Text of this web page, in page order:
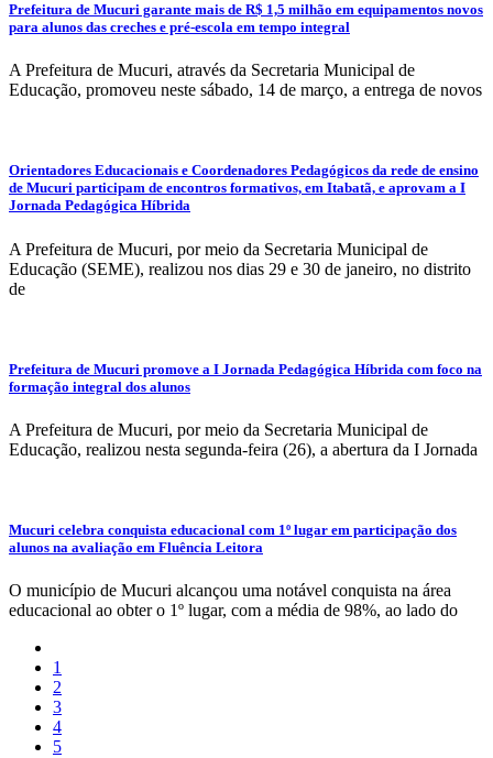
Prefeitura de Mucuri garante mais de R$ 1,5 milhão em equipamentos novos
para alunos das creches e pré-escola em tempo integral
A Prefeitura de Mucuri, através da Secretaria Municipal de
Educação, promoveu neste sábado, 14 de março, a entrega de novos
Orientadores Educacionais e Coordenadores Pedagógicos da rede de ensino
de Mucuri participam de encontros formativos, em Itabatã, e aprovam a I
Jornada Pedagógica Híbrida
A Prefeitura de Mucuri, por meio da Secretaria Municipal de
Educação (SEME), realizou nos dias 29 e 30 de janeiro, no distrito
de
Prefeitura de Mucuri promove a I Jornada Pedagógica Híbrida com foco na
formação integral dos alunos
A Prefeitura de Mucuri, por meio da Secretaria Municipal de
Educação, realizou nesta segunda-feira (26), a abertura da I Jornada
Mucuri celebra conquista educacional com 1º lugar em participação dos
alunos na avaliação em Fluência Leitora
O município de Mucuri alcançou uma notável conquista na área
educacional ao obter o 1º lugar, com a média de 98%, ao lado do
1
2
3
4
5